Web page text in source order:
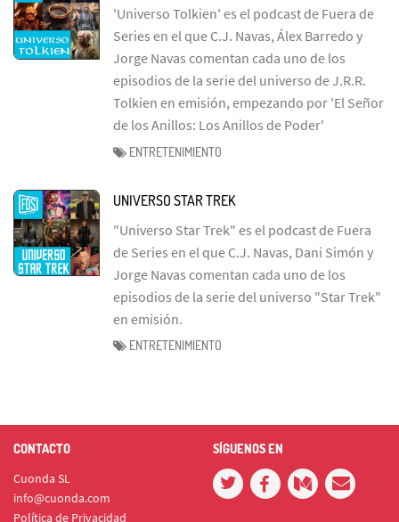
'Universo Tolkien' es el podcast de Fuera de
Series en el que C.J. Navas, Álex Barredo y
Jorge Navas comentan cada uno de los
episodios de la serie del universo de J.R.R.
Tolkien en emisión, empezando por 'El Señor
de los Anillos: Los Anillos de Poder'
ENTRETENIMIENTO
UNIVERSO STAR TREK
"Universo Star Trek" es el podcast de Fuera
de Series en el que C.J. Navas, Dani Simón y
Jorge Navas comentan cada uno de los
episodios de la serie del universo "Star Trek"
en emisión.
ENTRETENIMIENTO
CONTACTO
Cuonda SL
info@cuonda.com
Política de Privacidad
SÍGUENOS EN